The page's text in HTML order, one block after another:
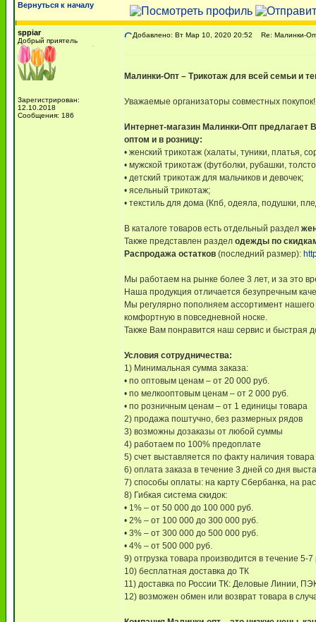
Вернуться к началу
sppiar
Добрый приятель
Зарегистрирован:
12.10.2018
Сообщения: 186
Добавлено: Вт Мар 10, 2020 20:52 Re: Малинки-
Малинки-Опт – Трикотаж для всей семьи и
Уважаемые организаторы совместных покупок!
Интернет-магазин Малинки-Опт предлагает
оптом и в розницу:
• женский трикотаж (халаты, туники, платья,
• мужской трикотаж (футболки, рубашки,
• детский трикотаж для мальчиков и девочек;
• ясельный трикотаж;
• текстиль для дома (Кпб, одеяла, подушки,
В каталоге товаров есть отдельный раздел
Также представлен раздел одежды по
Распродажа остатков (последний размер):
Мы работаем на рынке более 3 лет, и за это
Наша продукция отличается безупречным
Мы регулярно пополняем ассортимент
комфортную в повседневной носке.
Также Вам понравится наш сервис и быстрая
Условия сотрудничества:
1) Минимальная сумма заказа:
• по оптовым ценам – от 20 000 руб.
• по мелкооптовым ценам – от 2 000 руб.
• по розничным ценам – от 1 единицы товара
2) продажа поштучно, без размерных рядов
3) возможны дозаказы от любой суммы
4) работаем по 100% предоплате
5) счет выставляется по факту наличия
6) оплата заказа в течение 3 дней со дня
7) способы оплаты: на карту Сбербанка, на
8) Гибкая система скидок:
• 1% – от 50 000 до 100 000 руб.
• 2% – от 100 000 до 300 000 руб.
• 3% – от 300 000 до 500 000 руб.
• 4% – от 500 000 руб.
9) отгрузка товара производится в течение 5-
10) бесплатная доставка до ТК
11) доставка по России ТК: Деловые Линии,
12) возможен обмен или возврат товара в